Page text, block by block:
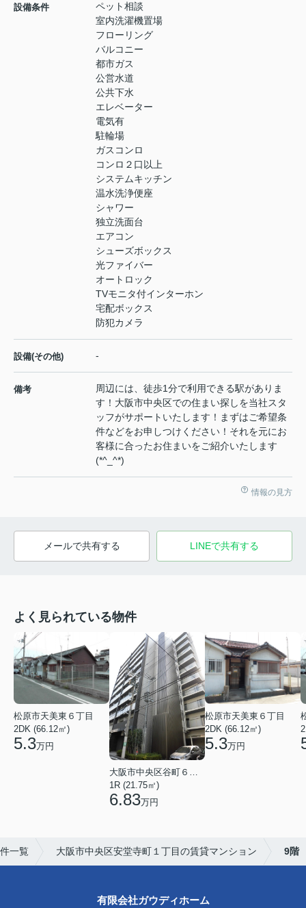
設備条件
ペット相談
室内洗濯機置場
フローリング
バルコニー
都市ガス
公営水道
公共下水
エレベーター
電気有
駐輪場
ガスコンロ
コンロ２口以上
システムキッチン
温水洗浄便座
シャワー
独立洗面台
エアコン
シューズボックス
光ファイバー
オートロック
TVモニタ付インターホン
宅配ボックス
防犯カメラ
設備(その他) -
備考
周辺には、徒歩1分で利用できる駅がありま
す！大阪市中央区での住まい探しを当社スタ
ッフがサポートいたします！まずはご希望条
件などをお申しつけください！それを元にお
客様に合ったお住まいをご紹介いたします
(*^_^*)
情報の見方
メールで共有する LINEで共有する
よく見られている物件
松原市天美東６丁目
2DK (66.12㎡)
5.3万円
1R (21.75㎡)
6.83万円
松原市天美東６丁目
2DK (66.12㎡)
5.3万円
一覧 大阪市中央区安堂寺町１丁目の賃貸マンション 9階
有限会社ガウディホーム